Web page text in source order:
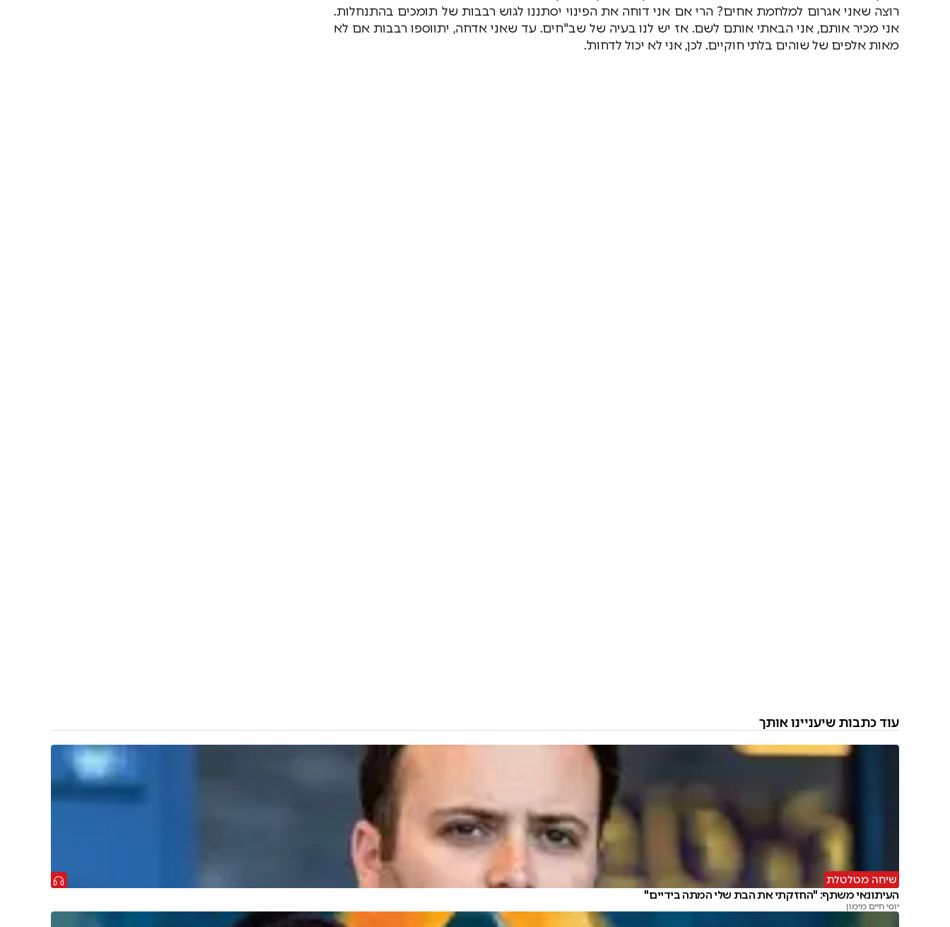
רוצה שאני אגרום למלחמת אחים? הרי אם אני דוחה את הפינוי יסתננו לגוש רבבות של תומכים בהתנחלות.
אני מכיר אותם, אני הבאתי אותם לשם. אז יש לנו בעיה של שב"חים. עד שאני אדחה, יתווספו רבבות אם לא
מאות אלפים של שוהים בלתי חוקיים. לכן, אני לא יכול לדחות'.
עוד כתבות שיעניינו אותך
שיחה מטלטלת
העיתונאי משתף: "החזקתי את הבת שלי המתה בידיים"
יוסי חיים מימון